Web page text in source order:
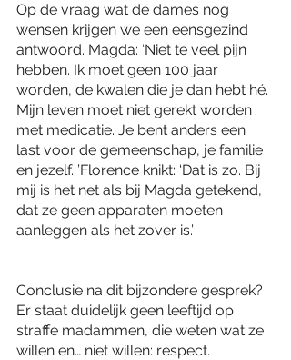
Op de vraag wat de dames nog
wensen krijgen we een eensgezind
antwoord. Magda: ‘Niet te veel pijn
hebben. Ik moet geen 100 jaar
worden, de kwalen die je dan hebt hé.
Mijn leven moet niet gerekt worden
met medicatie. Je bent anders een
last voor de gemeenschap, je familie
en jezelf. ’Florence knikt: ‘Dat is zo. Bij
mij is het net als bij Magda getekend,
dat ze geen apparaten moeten
aanleggen als het zover is.’
Conclusie na dit bijzondere gesprek?
Er staat duidelijk geen leeftijd op
straffe madammen, die weten wat ze
willen en… niet willen: respect.